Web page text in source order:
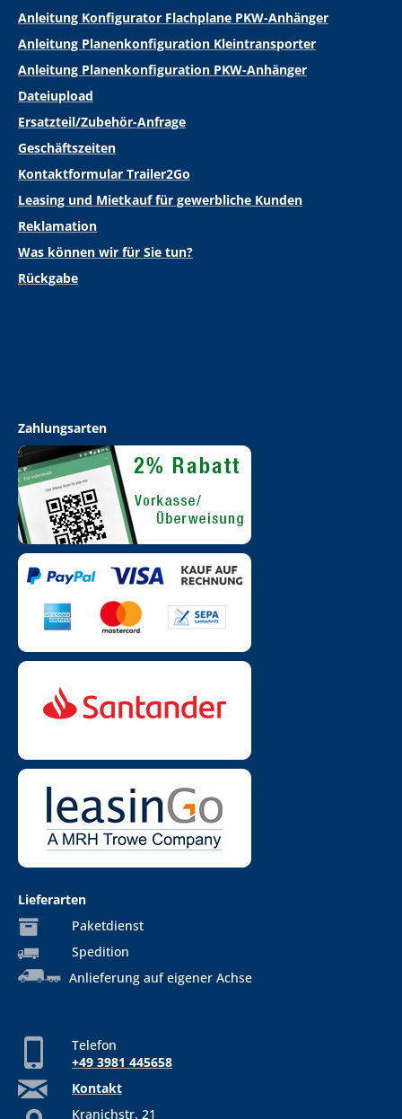
Anleitung Konfigurator Flachplane PKW-Anhänger
Anleitung Planenkonfiguration Kleintransporter
Anleitung Planenkonfiguration PKW-Anhänger
Dateiupload
Ersatzteil/Zubehör-Anfrage
Geschäftszeiten
Kontaktformular Trailer2Go
Leasing und Mietkauf für gewerbliche Kunden
Reklamation
Was können wir für Sie tun?
Rückgabe
Zahlungsarten
Lieferarten
Paketdienst
Spedition
Anlieferung auf eigener Achse
Telefon
+49 3981 445658
Kontakt
Kranichstr. 21